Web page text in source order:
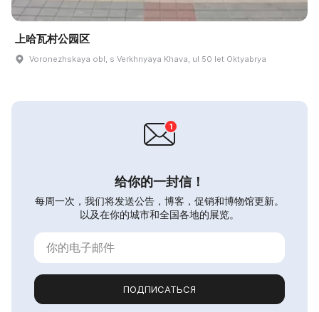
上哈瓦村公园区
Voronezhskaya obl, s Verkhnyaya Khava, ul 50 let Oktyabrya
给你的一封信！
每周一次，我们将发送公告，博客，促销和博物馆更新。
以及在你的城市和全国各地的展览。
ПОДПИСАТЬСЯ